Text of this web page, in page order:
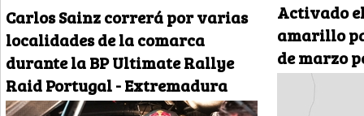
Carlos Sainz correrá por varias
localidades de la comarca
durante la BP Ultimate Rallye
Raid Portugal - Extremadura
Activado
amarillo
de marzo